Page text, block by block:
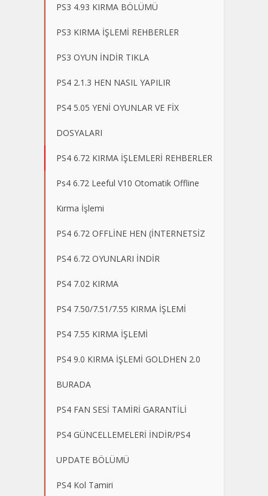
PS3 4.93 KIRMA BÖLÜMÜ
PS3 KIRMA İŞLEMİ REHBERLER
PS3 OYUN İNDİR TIKLA
PS4 2.1.3 HEN NASIL YAPILIR
PS4 5.05 YENİ OYUNLAR VE FİX
DOSYALARI
PS4 6.72 KIRMA İŞLEMLERİ REHBERLER
Ps4 6.72 Leeful V10 Otomatik Offline
Kırma İşlemi
PS4 6.72 OFFLİNE HEN (İNTERNETSİZ
PS4 6.72 OYUNLARI İNDİR
PS4 7.02 KIRMA
PS4 7.50/7.51/7.55 KIRMA İŞLEMİ
PS4 7.55 KIRMA İŞLEMİ
PS4 9.0 KIRMA İŞLEMİ GOLDHEN 2.0
BURADA
PS4 FAN SESİ TAMİRİ GARANTİLİ
PS4 GÜNCELLEMELERİ İNDİR/PS4
UPDATE BÖLÜMÜ
PS4 Kol Tamiri